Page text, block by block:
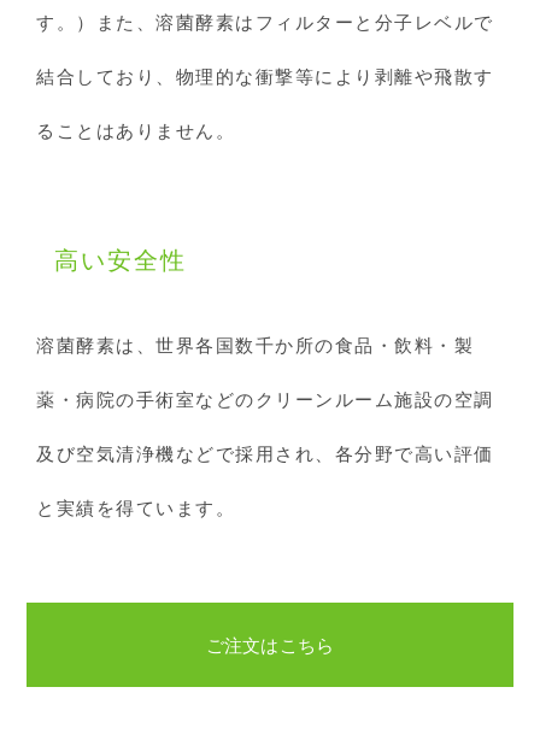
す。）また、溶菌酵素はフィルターと分子レベルで
結合しており、物理的な衝撃等により剥離や飛散す
ることはありません。
高い安全性
溶菌酵素は、世界各国数千か所の食品・飲料・製
薬・病院の手術室などのクリーンルーム施設の空調
及び空気清浄機などで採用され、各分野で高い評価
と実績を得ています。
ご注文はこちら